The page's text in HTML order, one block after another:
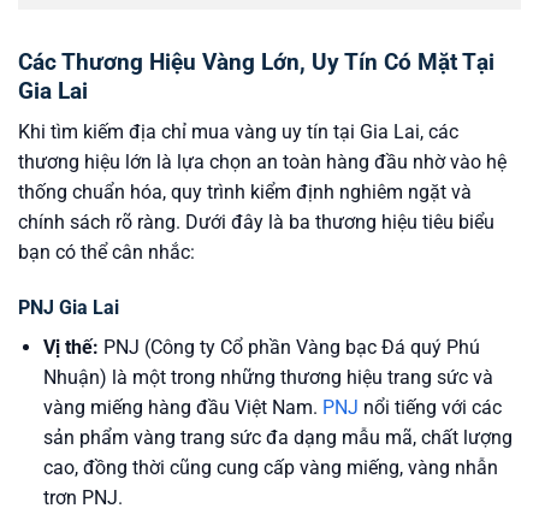
Các Thương Hiệu Vàng Lớn, Uy Tín Có Mặt Tại
Gia Lai
Khi tìm kiếm địa chỉ mua vàng uy tín tại Gia Lai, các
thương hiệu lớn là lựa chọn an toàn hàng đầu nhờ vào hệ
thống chuẩn hóa, quy trình kiểm định nghiêm ngặt và
chính sách rõ ràng. Dưới đây là ba thương hiệu tiêu biểu
bạn có thể cân nhắc:
PNJ Gia Lai
Vị thế: PNJ (Công ty Cổ phần Vàng bạc Đá quý Phú
Nhuận) là một trong những thương hiệu trang sức và
vàng miếng hàng đầu Việt Nam. PNJ nổi tiếng với các
sản phẩm vàng trang sức đa dạng mẫu mã, chất lượng
cao, đồng thời cũng cung cấp vàng miếng, vàng nhẫn
trơn PNJ.